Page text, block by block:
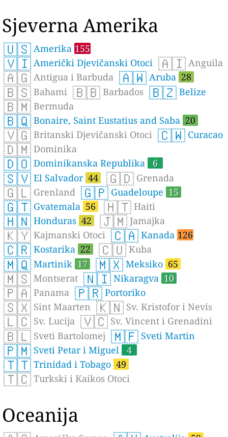
Sjeverna Amerika
🇺🇸 Amerika 155
🇻🇮 Američki Djevičanski Otoci 🇦🇮 Anguila
🇦🇬 Antigua i Barbuda 🇦🇼 Aruba 28
🇧🇸 Bahami 🇧🇧 Barbados 🇧🇿 Belize
🇧🇲 Bermuda
🇧🇶 Bonaire, Saint Eustatius and Saba 20
🇻🇬 Britanski Djevičanski Otoci 🇨🇼 Curacao
🇩🇲 Dominika
🇩🇴 Dominikanska Republika 6
🇸🇻 El Salvador 44 🇬🇩 Grenada
🇬🇱 Grenland 🇬🇵 Guadeloupe 15
🇬🇹 Gvatemala 56 🇭🇹 Haiti
🇭🇳 Honduras 42 🇯🇲 Jamajka
🇰🇾 Kajmanski Otoci 🇨🇦 Kanada 126
🇨🇷 Kostarika 22 🇨🇺 Kuba
🇲🇶 Martinik 17 🇲🇽 Meksiko 65
🇲🇸 Montserat 🇳🇮 Nikaragva 10
🇵🇦 Panama 🇵🇷 Portoriko
🇸🇽 Sint Maarten 🇰🇳 Sv. Kristofor i Nevis
🇱🇨 Sv. Lucija 🇻🇨 Sv. Vincent i Grenadini
🇧🇱 Sveti Bartolomej 🇲🇫 Sveti Martin
🇵🇲 Sveti Petar i Miguel 4
🇹🇹 Trinidad i Tobago 49
🇹🇨 Turkski i Kaikos Otoci
Oceanija